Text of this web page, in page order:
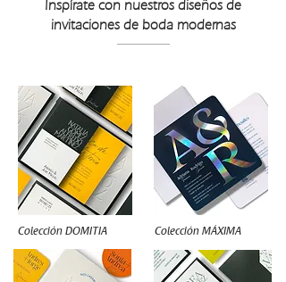
Inspírate con nuestros diseños de
invitaciones de boda modernas
Colección DOMITIA Colección MÁXIMA